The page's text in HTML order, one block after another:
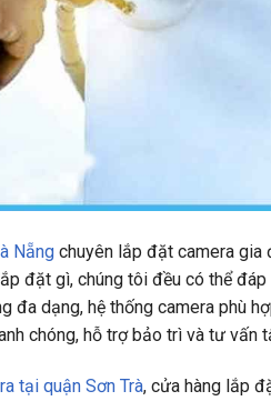
Nẵng chuyên lắp đặt camera gia
đặt gì, chúng tôi đều có thể
đa dạng, hệ thống camera phù
chóng, hỗ trợ bảo trì và tư vấn
tại quận Sơn Trà, cửa hàng lắp